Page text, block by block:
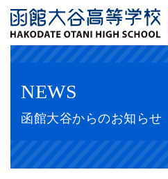
NEWS
函館大谷からのお知らせ